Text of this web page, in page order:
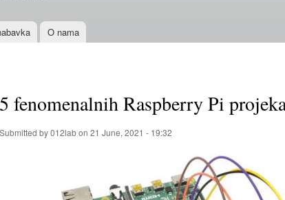
O nama
5 fenomenalnih Raspberry Pi
Submitted by012labon 21 June, 2021 - 19:32